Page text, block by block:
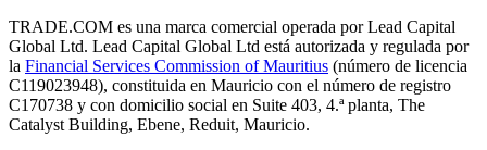
TRADE.COM es una marca comercial operada por Lead Capital
Global Ltd. Lead Capital Global Ltd está autorizada y regulada por
la Financial Services Commission of Mauritius (número de licencia
C119023948), constituida en Mauricio con el número de registro
C170738 y con domicilio social en Suite 403, 4.ª planta, The
Catalyst Building, Ebene, Reduit, Mauricio.